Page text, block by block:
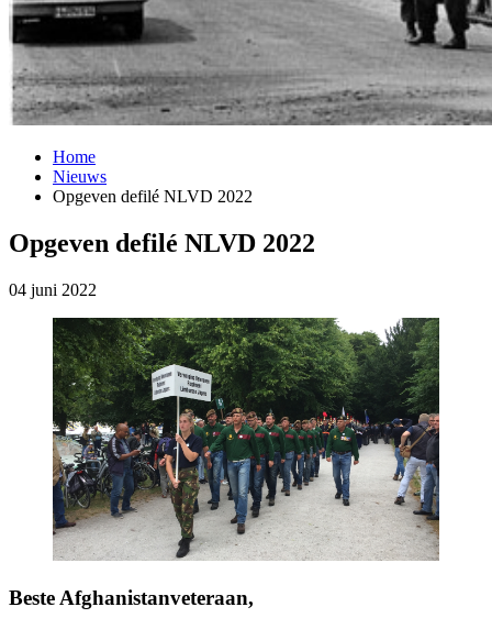
Home
Nieuws
Opgeven defilé NLVD 2022
Opgeven defilé NLVD 2022
04 juni 2022
Beste Afghanistanveteraan,